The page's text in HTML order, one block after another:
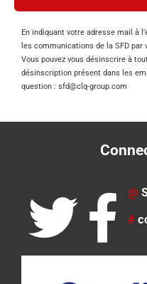
En indiquant votre adresse mail à
les communications de la SFD par
Vous pouvez vous désinscrire à
désinscription présent dans les
question : sfd@clq-group.com
@
#